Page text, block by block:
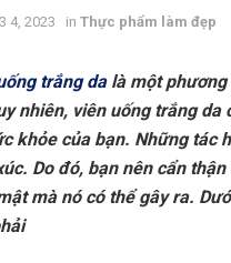
4, 2023 in Thực phẩm làm đẹp
trắng dalà một phương
nhiên, viên uống trắng
khỏe của bạn. Những tác
Do đó, bạn nên cẩn
mà nó có thể gây ra.